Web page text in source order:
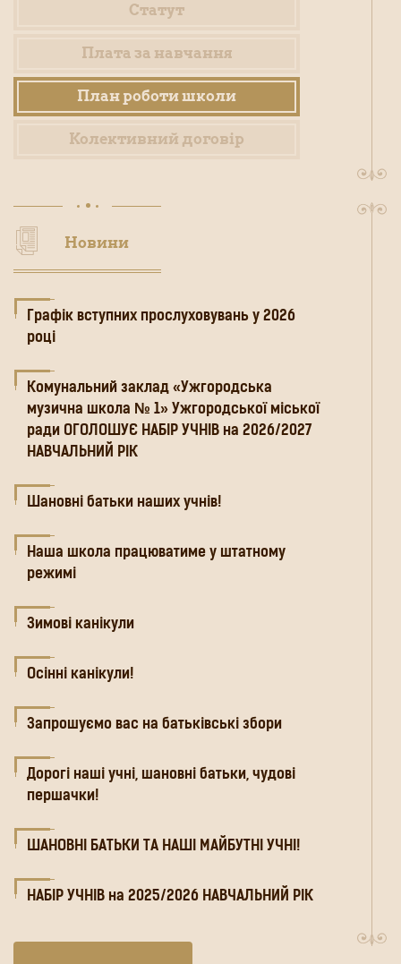
Статут
Плата за навчання
План роботи школи
Колективний договір
Новини
Графік вступних прослуховувань у 2026
році
Комунальний заклад «Ужгородська
музична школа № 1» Ужгородської міської
ради ОГОЛОШУЄ НАБІР УЧНІВ на 2026/2027
НАВЧАЛЬНИЙ РІК
Шановні батьки наших учнів!
Наша школа працюватиме у штатному
режимі
Зимові канікули
Осінні канікули!
Запрошуємо вас на батьківські збори
Дорогі наші учні, шановні батьки, чудові
першачки!
ШАНОВНІ БАТЬКИ ТА НАШІ МАЙБУТНІ УЧНІ!
НАБІР УЧНІВ на 2025/2026 НАВЧАЛЬНИЙ РІК